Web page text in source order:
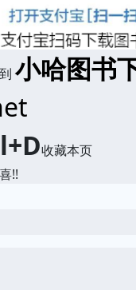
小哈图书
收藏本页
!!